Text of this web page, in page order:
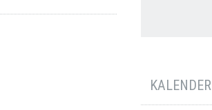
KALENDER